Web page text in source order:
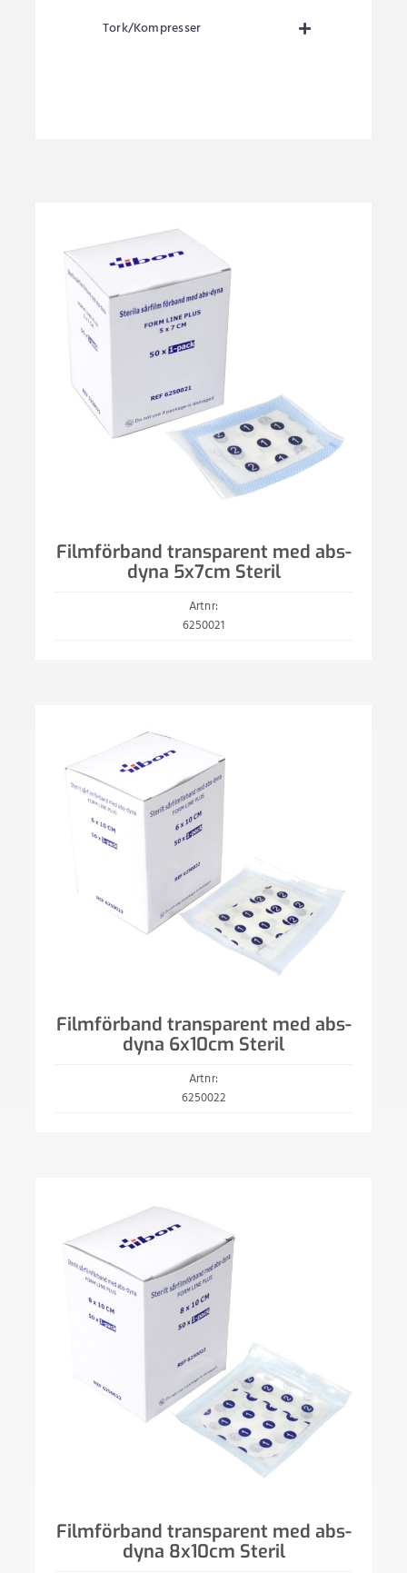
Tork/Kompresser
Filmförband transparent med abs-
dyna 5x7cm Steril
Artnr:
6250021
Filmförband transparent med abs-
dyna 6x10cm Steril
Artnr:
6250022
Filmförband transparent med abs-
dyna 8x10cm Steril